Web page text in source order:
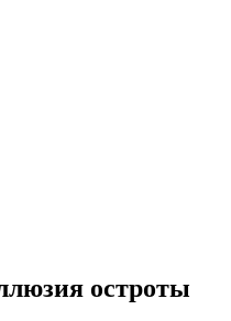
остроты